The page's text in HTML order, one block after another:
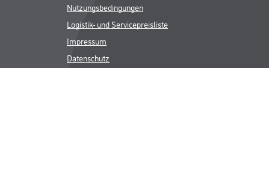
Nutzungsbedingungen
Logistik- und Servicepreisliste
Impressum
Datenschutz